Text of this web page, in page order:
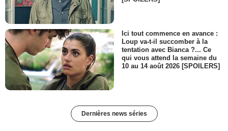
Ici tout commence en avance :
Loup va-t-il succomber à la
tentation avec Bianca ?... Ce
qui vous attend la semaine du
10 au 14 août 2026 [SPOILERS]
Dernières news séries